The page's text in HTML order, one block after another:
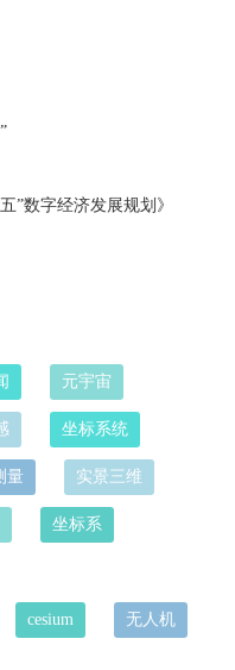
”数字经济发展规划》
元宇宙
坐标系统
量 实景三维
坐标系
cesium 无人机